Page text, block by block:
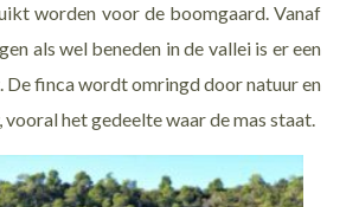
worden voor de boomgaard. Vanaf
als wel beneden in de vallei is er een
finca wordt omringd door natuur en
vooral het gedeelte waar de mas staat.